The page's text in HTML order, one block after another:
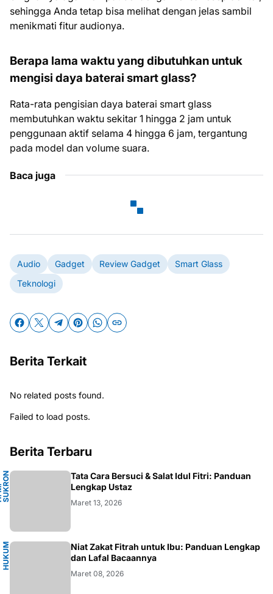
sehingga Anda tetap bisa melihat dengan jelas sambil
menikmati fitur audionya.
Berapa lama waktu yang dibutuhkan untuk
mengisi daya baterai smart glass?
Rata-rata pengisian daya baterai smart glass
membutuhkan waktu sekitar 1 hingga 2 jam untuk
penggunaan aktif selama 4 hingga 6 jam, tergantung
pada model dan volume suara.
Baca juga
Audio Gadget Review Gadget
Smart Glass
Teknologi
Berita Terkait
No related posts found.
Failed to load posts.
Berita Terbaru
NA
Tata Cara Bersuci & Salat Idul Fitri: Panduan
Lengkap Ustaz
Maret 13, 2026
H
U
KU
M
I
S
L
AM
Niat Zakat Fitrah untuk Ibu: Panduan Lengkap
dan Lafal Bacaannya
Maret 08, 2026